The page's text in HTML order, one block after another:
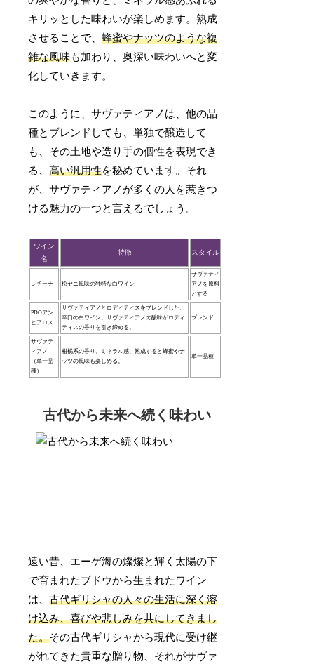
キリッとした味わいが楽しめます。熟成
させることで、蜂蜜やナッツのような複
雑な風味も加わり、奥深い味わいへと変
化していきます。
このように、サヴァティアノは、他の品
種とブレンドしても、単独で醸造して
も、その土地や造り手の個性を表現でき
る、高い汎用性を秘めています。それ
が、サヴァティアノが多くの人を惹きつ
ける魅力の一つと言えるでしょう。
ワイン
名
特徴 スタイル
レチーナ 松ヤニ風味の独特な白ワイン
サヴァティ
アノを原料
とする
PDOアン
ヒアロス
サヴァティアノとロディティスをブレンドした、
辛口の白ワイン。サヴァティアノの酸味がロディ
ティスの香りを引き締める。
ブレンド
サヴァテ
ィアノ
（単一品
種）
柑橘系の香り、ミネラル感、熟成すると蜂蜜やナ
ッツの風味も楽しめる。
単一品種
古代から未来へ続く味わい
遠い昔、エーゲ海の燦燦と輝く太陽の下
で育まれたブドウから生まれたワイン
は、古代ギリシャの人々の生活に深く溶
け込み、喜びや悲しみを共にしてきまし
た。その古代ギリシャから現代に受け継
がれてきた貴重な贈り物、それがサヴァ